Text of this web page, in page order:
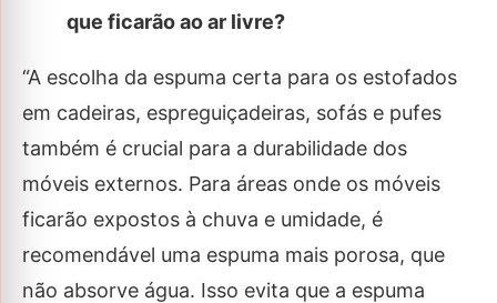
que ficarão ao ar livre?
“A escolha da espuma certa para os estofados
em cadeiras, espreguiçadeiras, sofás e pufes
também é crucial para a durabilidade dos
móveis externos. Para áreas onde os móveis
ficarão expostos à chuva e umidade, é
recomendável uma espuma mais porosa, que
não absorve água. Isso evita que a espuma